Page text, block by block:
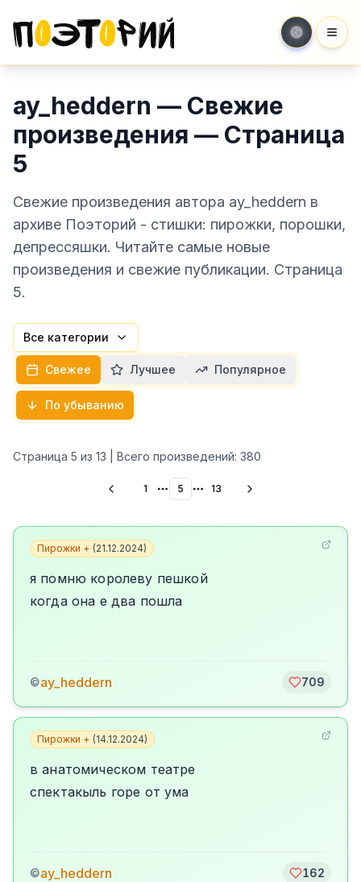
ay_heddern — Свежие
произведения — Страница
5
Свежие произведения автора ay_heddern в
архиве Поэторий - стишки: пирожки, порошки,
депрессяшки. Читайте самые новые
произведения и свежие публикации. Страница
5.
Все категории
Свежее Лучшее Популярное
По убыванию
Страница 5 из 13 | Всего произведений: 380
1 More pages
5 More pages
13
Пирожки + (21.12.2024)
я помню королеву пешкой
когда она е два пошла
©ay_heddern 709
Пирожки + (14.12.2024)
в анатомическом театре
спектакыль горе от ума
©ay_heddern 162